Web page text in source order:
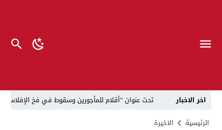
اخر الاخبار
تحت عنوان “أقلام للمأجورين وسقوط في فخ الإفلاس
الرئيسية الاخيرة